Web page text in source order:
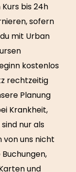
bis 24h
sofern
mit Urban
kostenlos
rechtzeitig
Planung
Krankheit,
nur als
von uns nicht
und